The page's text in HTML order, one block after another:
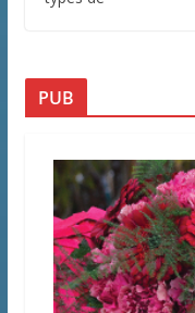
PUB